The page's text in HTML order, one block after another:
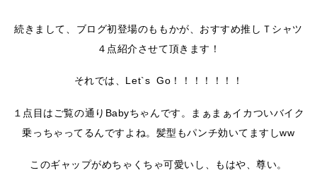
続きまして、ブログ初登場のももかが、おすすめ推しＴシャツ
４点紹介させて頂きます！
それでは、Let`s Go！！！！！！！
１点目はご覧の通りBabyちゃんです。まぁまぁイカついバイク
乗っちゃってるんですよね。髪型もパンチ効いてますしww
このギャップがめちゃくちゃ可愛いし、もはや、尊い。